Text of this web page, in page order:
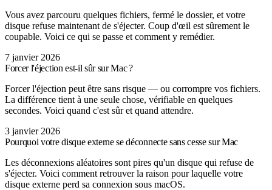
Vous avez parcouru quelques fichiers, fermé le dossier, et votre
disque refuse maintenant de s'éjecter. Coup d'œil est sûrement le
coupable. Voici ce qui se passe et comment y remédier.
7 janvier 2026
Forcer l'éjection est-il sûr sur Mac ?
Forcer l'éjection peut être sans risque — ou corrompre vos fichiers.
La différence tient à une seule chose, vérifiable en quelques
secondes. Voici quand c'est sûr et quand attendre.
3 janvier 2026
Pourquoi votre disque externe se déconnecte sans cesse sur Mac
Les déconnexions aléatoires sont pires qu'un disque qui refuse de
s'éjecter. Voici comment retrouver la raison pour laquelle votre
disque externe perd sa connexion sous macOS.